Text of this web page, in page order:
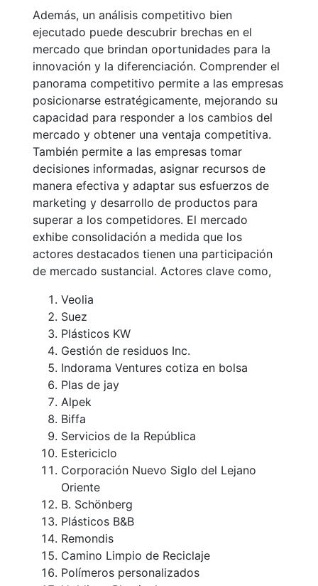
Además, un análisis competitivo bien
ejecutado puede descubrir brechas en el
mercado que brindan oportunidades para la
innovación y la diferenciación. Comprender el
panorama competitivo permite a las empresas
posicionarse estratégicamente, mejorando su
capacidad para responder a los cambios del
mercado y obtener una ventaja competitiva.
También permite a las empresas tomar
decisiones informadas, asignar recursos de
manera efectiva y adaptar sus esfuerzos de
marketing y desarrollo de productos para
superar a los competidores. El mercado
exhibe consolidación a medida que los
actores destacados tienen una participación
de mercado sustancial. Actores clave como,
Veolia
Suez
Plásticos KW
Gestión de residuos Inc.
Indorama Ventures cotiza en bolsa
Plas de jay
Alpek
Biffa
Servicios de la República
Estericiclo
Corporación Nuevo Siglo del Lejano
Oriente
B. Schönberg
Plásticos B&B
Remondis
Camino Limpio de Reciclaje
Polímeros personalizados